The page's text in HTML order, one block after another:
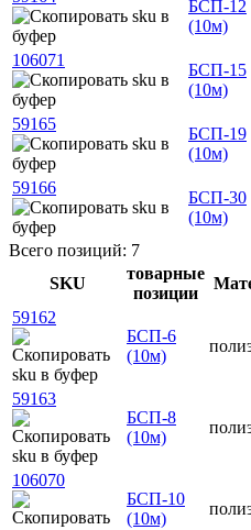
БСП-12
(10м)
106071
БСП-15
(10м)
59165
БСП-19
(10м)
59166
БСП-30
(10м)
Всего позиций: 7
SKU
товарные
позиции
59162
БСП-6
(10м)
59163
БСП-8
(10м)
106070
БСП-10
(10м)